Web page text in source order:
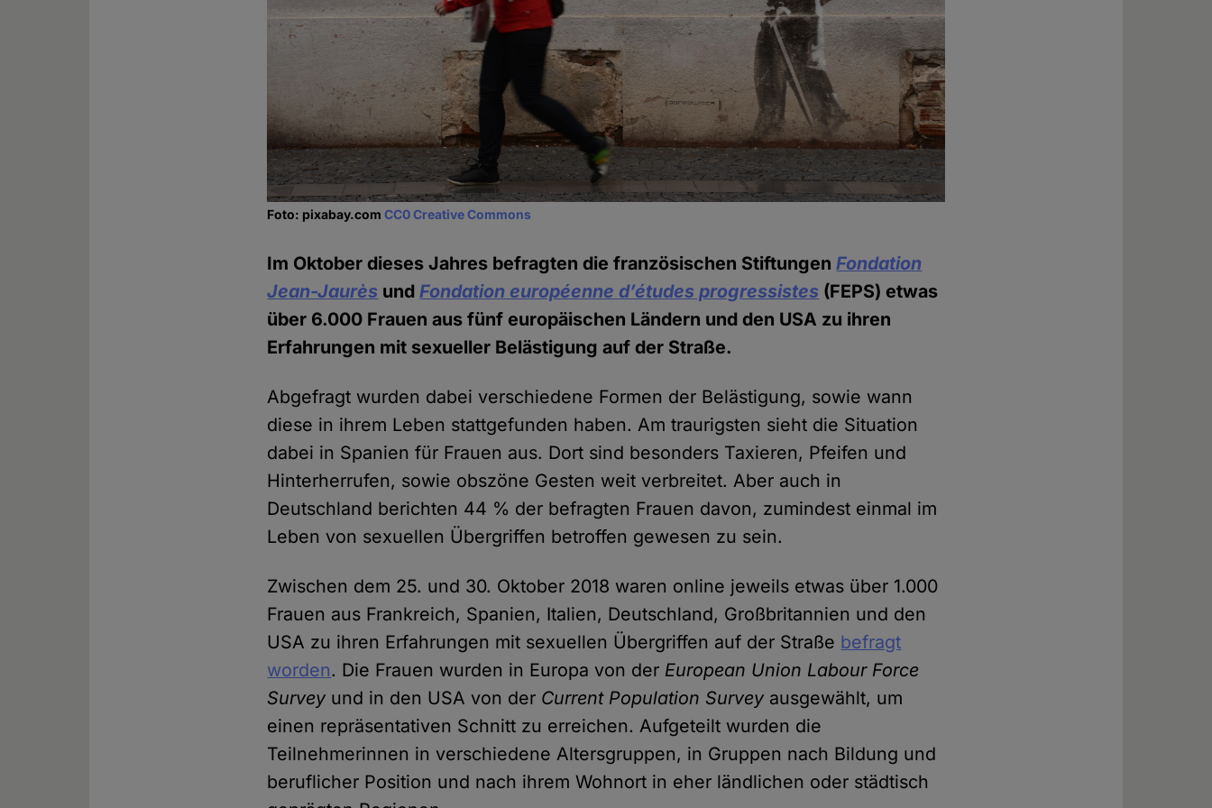
Foto: pixabay.comCC0 Creative Commons
Im Oktober dieses Jahres befragten die französischen StiftungenFondation
Jean-Jaurès undFondation européenne d’études progressistes (FEPS) etwas
über 6.000 Frauen aus fünf europäischen Ländern und den USA zu ihren
Erfahrungen mit sexueller Belästigung auf der Straße.
Abgefragt wurden dabei verschiedene Formen der Belästigung, sowie wann
diese in ihrem Leben stattgefunden haben. Am traurigsten sieht die Situation
dabei in Spanien für Frauen aus. Dort sind besonders Taxieren, Pfeifen und
Hinterherrufen, sowie obszöne Gesten weit verbreitet. Aber auch in
Deutschland berichten 44 % der befragten Frauen davon, zumindest einmal im
Leben von sexuellen Übergriffen betroffen gewesen zu sein.
Zwischen dem 25. und 30. Oktober 2018 waren online jeweils etwas über 1.000
Frauen aus Frankreich, Spanien, Italien, Deutschland, Großbritannien und den
USA zu ihren Erfahrungen mit sexuellen Übergriffen auf der Straße befragt
worden. Die Frauen wurden in Europa von der European Union Labour Force
Surveyund in den USA von der Current Population Surveyausgewählt, um
einen repräsentativen Schnitt zu erreichen. Aufgeteilt wurden die
Teilnehmerinnen in verschiedene Altersgruppen, in Gruppen nach Bildung und
beruflicher Position und nach ihrem Wohnort in eher ländlichen oder städtisch